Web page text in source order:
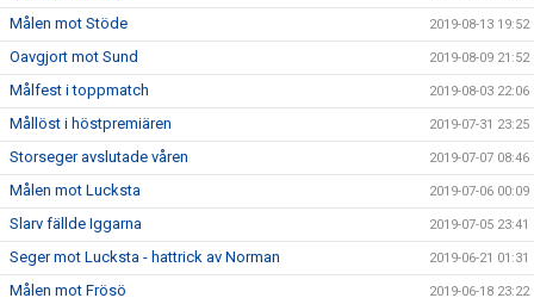
Målen mot Stöde 2019-08-13 19:52
Oavgjort mot Sund 2019-08-09 21:52
Målfest i toppmatch 2019-08-03 22:06
Mållöst i höstpremiären 2019-07-31 23:25
Storseger avslutade våren 2019-07-07 08:46
Målen mot Lucksta 2019-07-06 00:09
Slarv fällde Iggarna 2019-07-05 23:41
Seger mot Lucksta - hattrick av Norman 2019-06-21 01:31
Målen mot Frösö 2019-06-18 23:22